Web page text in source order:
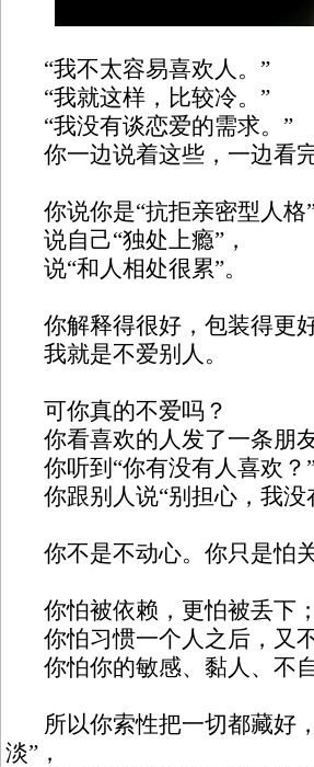
“我不太容易喜欢人。”
“我就这样，比较冷。”
“我没有谈恋爱的需求。”
你一边说着这些，一边看
你说你是“抗拒亲密型人格”
说自己“独处上瘾”，
说“和人相处很累”。
你解释得很好，包装得更
我就是不爱别人。
可你真的不爱吗？
你看喜欢的人发了一条朋
你听到“你有没有人喜欢？
你跟别人说“别担心，我没
你不是不动心。你只是怕
你怕被依赖，更怕被丢下；
你怕习惯一个人之后，又
你怕你的敏感、黏人、不
所以你索性把一切都藏好
淡”，